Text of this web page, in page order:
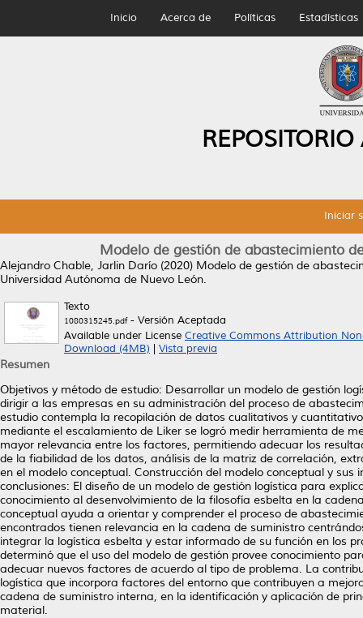
Inicio Acerca de Políticas Estadísticas
Iniciar
Modelo de gestión de abastecimiento
Alejandro Chable, Jarlin Darío (2020) Modelo de gestión de
Universidad Autónoma de Nuevo León.
Texto
1080315245.pdf- Versión Aceptada
Available under License Creative Commons Attribution
Download (4MB)
Vista previa
Resumen
Objetivos y método de estudio: Desarrollar un modelo de gestión
dirigir a las empresas en su administración del proceso de
estudio contempla la recopilación de datos cualitativos y
mediante el escalamiento de Liker se logró medir herramienta de
mayor relevancia entre los factores, permitiendo adecuar los
de la fiabilidad de los datos, análisis de la matriz de correlación,
en el modelo conceptual. Construcción del modelo conceptual y
conclusiones: El diseño de un modelo de gestión logística para
conocimiento al desenvolvimiento de la filosofía esbelta en la
conceptual ayuda a orientar y comprender el proceso de
encontrados tienen relevancia en la cadena de suministro
integrar la logística esbelta y estar informado de su función en los
determinó que el uso del modelo de gestión provee conocimiento
adecuar nuevos factores de acuerdo al tipo de problema. La
logística que incorpora factores del entorno que contribuyen a
cadena de suministro interna, en la identificación y aplicación de
material.